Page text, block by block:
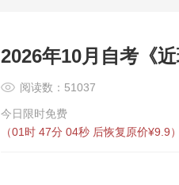
2026年10月自考《
阅读数：51037
今日限时免费
（01时 47分 04秒 后恢复原价¥9.9）